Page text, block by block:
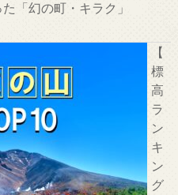
「幻の町・キラク」
【
標
高
ラ
ン
キ
ン
グ